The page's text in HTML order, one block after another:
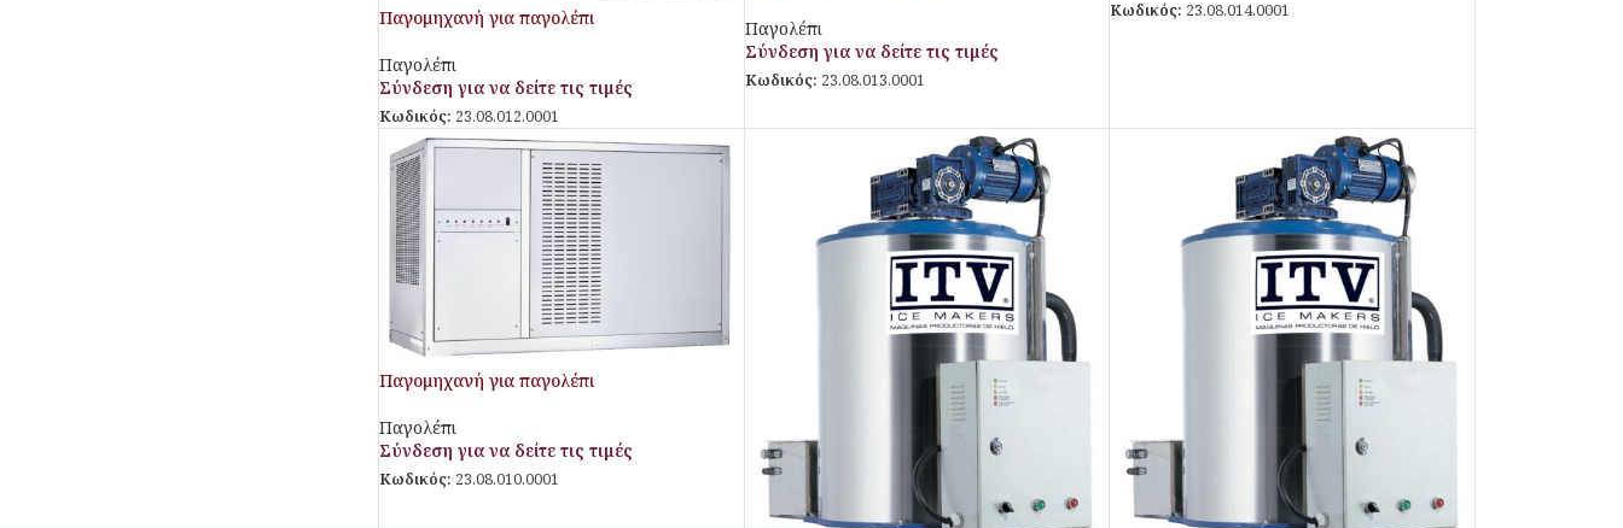
Παγομηχανή για παγολέπι
Παγολέπι
Σύνδεση για να δείτε τις τιμές
Κωδικός: 23.08.012.0001
Παγολέπι
Σύνδεση για να δείτε τις τιμές
Κωδικός: 23.08.013.0001
Κωδικός: 23.08.014.0001
Παγομηχανή για παγολέπι
Παγολέπι
Σύνδεση για να δείτε τις τιμές
Κωδικός: 23.08.010.0001